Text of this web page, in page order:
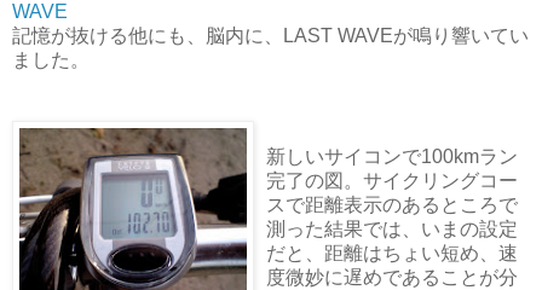
WAVE
記憶が抜ける他にも、脳内に、LAST WAVEが鳴り響いてい
ました。
新しいサイコンで100kmラン
完了の図。サイクリングコー
スで距離表示のあるところで
測った結果では、いまの設定
だと、距離はちょい短め、速
度微妙に遅めであることが分